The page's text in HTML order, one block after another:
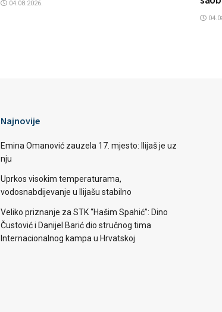
04.08.2026.
Najnovije
Emina Omanović zauzela 17. mjesto: Ilijaš je uz
nju
Uprkos visokim temperaturama,
vodosnabdijevanje u Ilijašu stabilno
Veliko priznanje za STK “Hašim Spahić”: Dino
Čustović i Danijel Barić dio stručnog tima
Internacionalnog kampa u Hrvatskoj